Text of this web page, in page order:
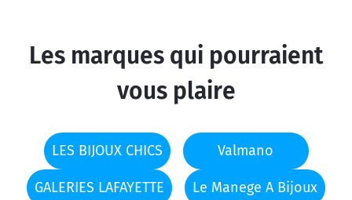
Les marques qui pourraient
vous plaire
LES BIJOUX CHICS Valmano
GALERIES LAFAYETTE Le Manege A Bijoux